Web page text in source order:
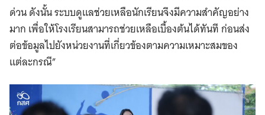
ด่วน ดังนั้น ระบบดูแลช่วยเหลือนักเรียนจึงมีความสำคัญอย่าง
มาก เพื่อให้โรงเรียนสามารถช่วยเหลือเบื้องต้นได้ทันที ก่อนส่ง
ต่อข้อมูลไปยังหน่วยงานที่เกี่ยวข้องตามความเหมาะสมของ
แต่ละกรณี”